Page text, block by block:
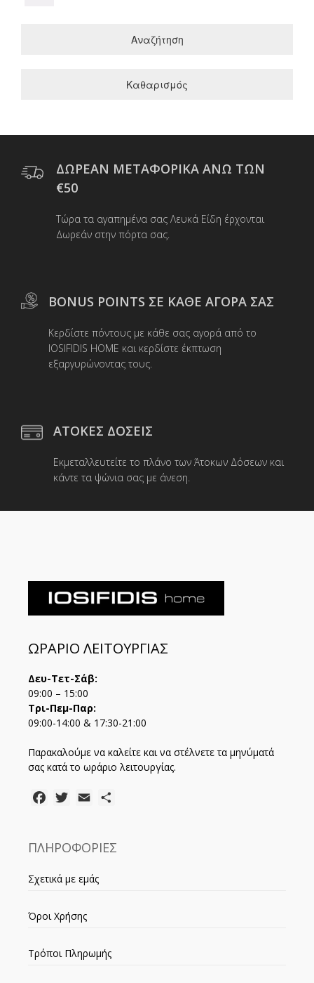
Αναζήτηση
Καθαρισμός
ΔΩΡΕΑΝ ΜΕΤΑΦΟΡΙΚΑ ΑΝΩ ΤΩΝ
€50
Τώρα τα αγαπημένα σας Λευκά Είδη έρχονται
Δωρεάν στην πόρτα σας.
BONUS POINTS ΣΕ ΚΑΘΕ ΑΓΟΡΑ ΣΑΣ
Κερδίστε πόντους με κάθε σας αγορά από το
IOSIFIDIS HOME και κερδίστε έκπτωση
εξαργυρώνοντας τους.
ΑΤΟΚΕΣ ΔΟΣΕΙΣ
Εκμεταλλευτείτε το πλάνο των Άτοκων Δόσεων και
κάντε τα ψώνια σας με άνεση.
ΩΡΑΡΙΟ ΛΕΙΤΟΥΡΓΙΑΣ
Δευ-Τετ-Σάβ:
09:00 – 15:00
Τρι-Πεμ-Παρ:
09:00-14:00 & 17:30-21:00
Παρακαλούμε να καλείτε και να στέλνετε τα μηνύματά
σας κατά το ωράριο λειτουργίας.
FacebookTwitter
Email
ΠΛΗΡΟΦΟΡΙΕΣ
Σχετικά με εμάς
Όροι Χρήσης
Τρόποι Πληρωμής